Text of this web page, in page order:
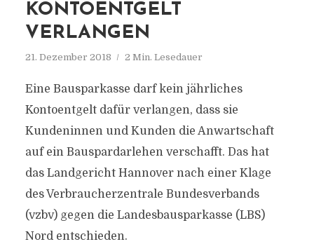
KONTOENTGELT
VERLANGEN
21. Dezember 2018 2 Min. Lesedauer
Eine Bausparkasse darf kein jährliches
Kontoentgelt dafür verlangen, dass sie
Kundeninnen und Kunden die Anwartschaft
auf ein Bauspardarlehen verschafft. Das hat
das Landgericht Hannover nach einer Klage
des Verbraucherzentrale Bundesverbands
(vzbv) gegen die Landesbausparkasse (LBS)
Nord entschieden.